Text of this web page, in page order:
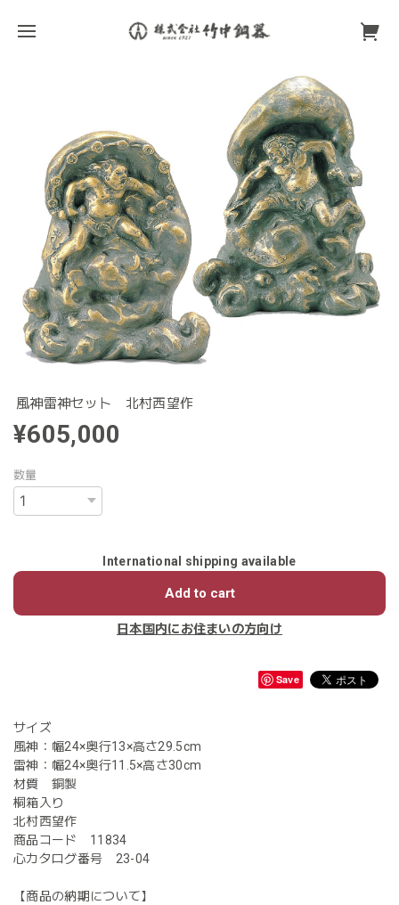
風神雷神セット 北村西望作
¥605,000
数量
International shipping available
Add to cart
日本国内にお住まいの方向け
Save
サイズ
風神：幅24×奥行13×高さ29.5cm
雷神：幅24×奥行11.5×高さ30cm
材質 銅製
桐箱入り
北村西望作
商品コード 11834
心カタログ番号 23-04
【商品の納期について】